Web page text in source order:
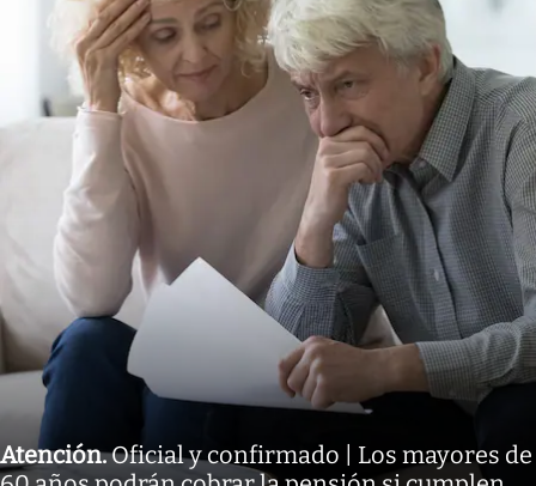
Atención.Oficial y confirmado | Los mayores de